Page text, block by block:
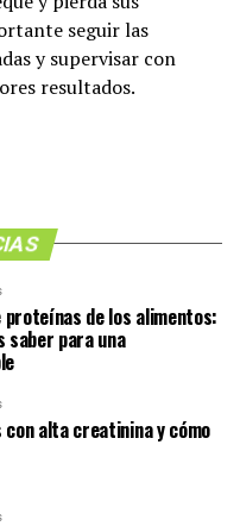
seguir las
y supervisar con
resultados.
de los alimentos:
saber para una
con alta creatinina y cómo